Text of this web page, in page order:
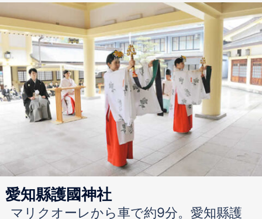
愛知縣護國神社
マリクオーレから車で約9分。愛知縣護